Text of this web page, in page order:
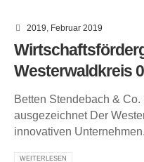
2019 Februar 2019
Westerwaldkreis
Betten Stendebach &
ausgezeichnet Der
innovativen
WEITERLESEN